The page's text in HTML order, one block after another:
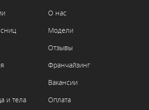
и тела
О нас
Модели
Отзывы
Франчайзинг
Вакансии
Оплата